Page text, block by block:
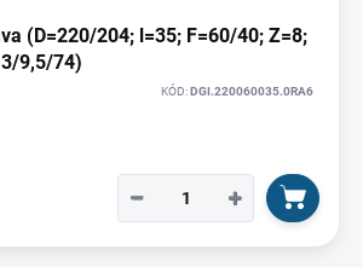
(D=220/204; l=35; F=60/40; Z=8;
3/9,5/74)
KÓD:DGI.220060035.0RA6
+
−